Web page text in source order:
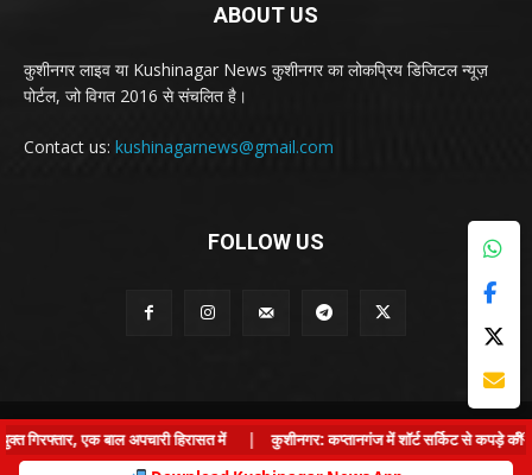
ABOUT US
कुशीनगर लाइव या Kushinagar News कुशीनगर का लोकप्रिय डिजिटल न्यूज़
पोर्टल, जो विगत 2016 से संचलित है।
Contact us: kushinagarnews@gmail.com
FOLLOW US
© Kushinagar Live - 2022 ×
एक बाल अपचारी हिरासत में |
कुशीनगर: कप्तानगंज में शॉर्ट सर्किट से कपड़े की